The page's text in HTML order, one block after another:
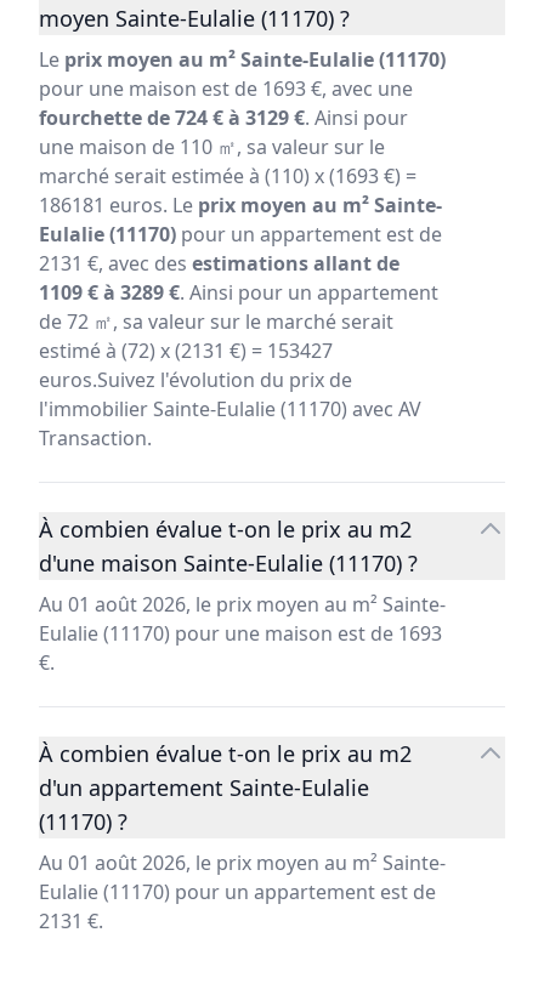
moyen Sainte-Eulalie (11170) ?
Le prix moyen au m² Sainte-Eulalie (11170)
pour une maison est de 1693 €, avec une
fourchette de 724 € à 3129 €. Ainsi pour
une maison de 110 ㎡, sa valeur sur le
marché serait estimée à (110) x (1693 €) =
186181 euros. Le prix moyen au m² Sainte-
Eulalie (11170) pour un appartement est de
2131 €, avec des estimations allant de
1109 € à 3289 €. Ainsi pour un appartement
de 72 ㎡, sa valeur sur le marché serait
estimé à (72) x (2131 €) = 153427
euros.Suivez l'évolution du prix de
l'immobilier Sainte-Eulalie (11170) avec AV
Transaction.
À combien évalue t-on le prix au m2
d'une maison Sainte-Eulalie (11170) ?
Au 01 août 2026, le prix moyen au m² Sainte-
Eulalie (11170) pour une maison est de 1693
€.
À combien évalue t-on le prix au m2
d'un appartement Sainte-Eulalie
(11170) ?
Au 01 août 2026, le prix moyen au m² Sainte-
Eulalie (11170) pour un appartement est de
2131 €.